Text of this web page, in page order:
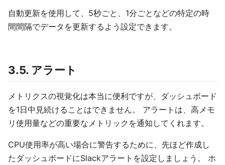
自動更新を使用して、5秒ごと、1分ごとなどの特定の時
間間隔でデータを更新するよう設定できます。
3.5. アラート
メトリクスの視覚化は本当に便利ですが、ダッシュボード
を1日中見続けることはできません。 アラートは、高メモ
リ使用量などの重要なメトリックを通知してくれます。
CPU使用率が高い場合に警告するために、先ほど作成し
たダッシュボードにSlackアラートを設定しましょう。 ホ